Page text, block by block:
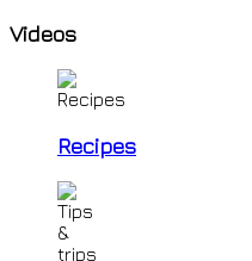
Videos
Recipes